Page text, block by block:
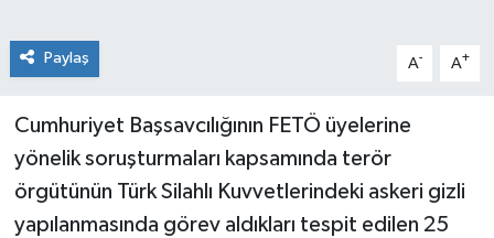
Paylaş A- A+
Cumhuriyet Başsavcılığının FETÖ üyelerine
yönelik soruşturmaları kapsamında terör
örgütünün Türk Silahlı Kuvvetlerindeki askeri gizli
yapılanmasında görev aldıkları tespit edilen 25